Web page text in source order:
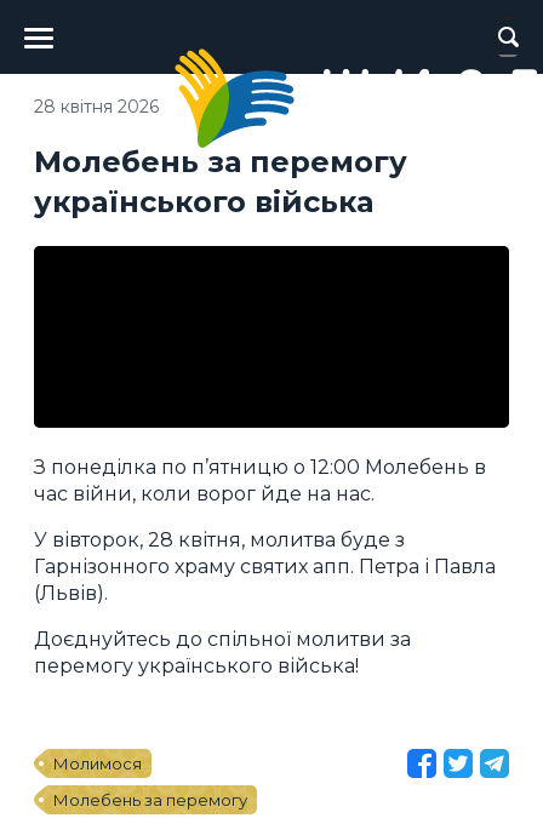
Головне
меню
Молебень за перемогу
українського війська
28 квітня 2026
З понеділка по п’ятницю о 12:00 Молебень в
час війни, коли ворог йде на нас.
У вівторок, 28 квітня, молитва буде з
Гарнізонного храму святих апп. Петра і Павла
(Львів).
Доєднуйтесь до спільної молитви за
перемогу українського війська!
Молимося
Молебень за перемогу